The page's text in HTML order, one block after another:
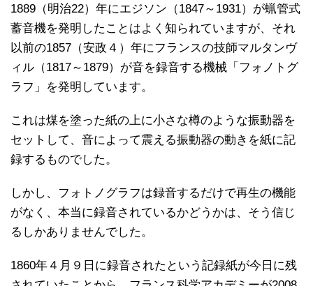
1889（明治22）年にエジソン（1847～1931）が蝋管式
蓄音機を発明したことはよく知られていますが、それ
以前の1857（安政４）年にフランスの技師マルタンヴ
ィル（1817～1879）が音を録音する機械「フォノトグ
ラフ」を発明しています。
これは煤を塗った紙の上に小さな樽のような振動器を
セットして、音によって震える振動器の動きを紙に記
録するものでした。
しかし、フォトノグラフは録音するだけで再生の機能
がなく、本当に録音されているかどうかは、そう信じ
るしかありませんでした。
1860年４月９日に録音されたという記録紙が今日に残